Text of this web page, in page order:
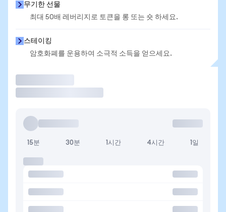
무기한 선물
최대 50배 레버리지로 토큰을 롱 또는 숏 하세요.
스테이킹
암호화폐를 운용하여 소극적 소득을 얻으세요.
15분 30분 1시간 4시간 1일